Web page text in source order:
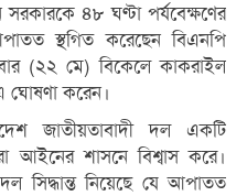
সরকারকে ৪৮ ঘণ্টা পর্যবেক্ষণের
স্থগিত করেছেন বিএনপি
(২২ মে) বিকেলে কাকরাইল
ঘোষণা করেন।
জাতীয়তাবাদী দল একটি
আইনের শাসনে বিশ্বাস করে।
সিদ্ধান্ত নিয়েছে যে আপাতত